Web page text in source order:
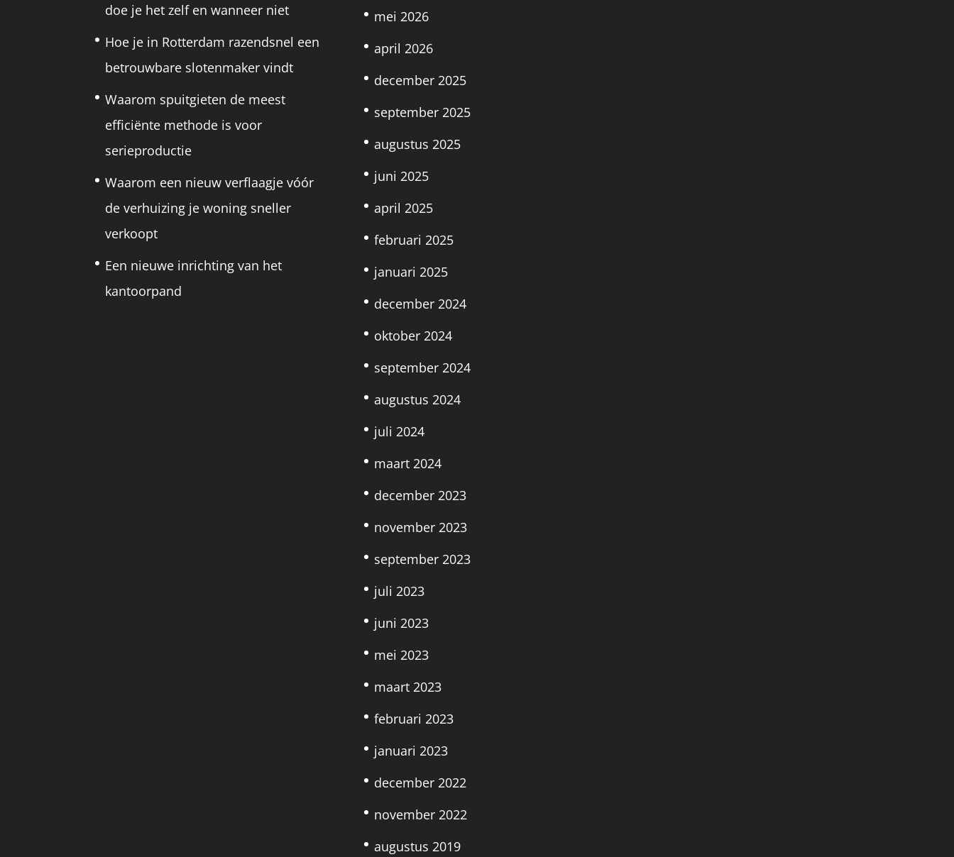
doe je het zelf en wanneer niet
Hoe je in Rotterdam razendsnel een
betrouwbare slotenmaker vindt
Waarom spuitgieten de meest
efficiënte methode is voor
serieproductie
Waarom een nieuw verflaagje vóór
de verhuizing je woning sneller
verkoopt
Een nieuwe inrichting van het
kantoorpand
mei 2026
april 2026
december 2025
september 2025
augustus 2025
juni 2025
april 2025
februari 2025
januari 2025
december 2024
oktober 2024
september 2024
augustus 2024
juli 2024
maart 2024
december 2023
november 2023
september 2023
juli 2023
juni 2023
mei 2023
maart 2023
februari 2023
januari 2023
december 2022
november 2022
augustus 2019